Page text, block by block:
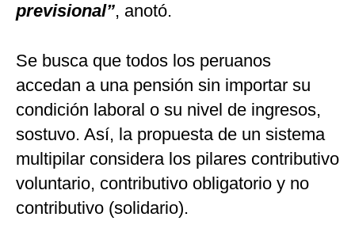
previsional”, anotó.
Se busca que todos los peruanos
accedan a una pensión sin importar su
condición laboral o su nivel de ingresos,
sostuvo. Así, la propuesta de un sistema
multipilar considera los pilares contributivo
voluntario, contributivo obligatorio y no
contributivo (solidario).